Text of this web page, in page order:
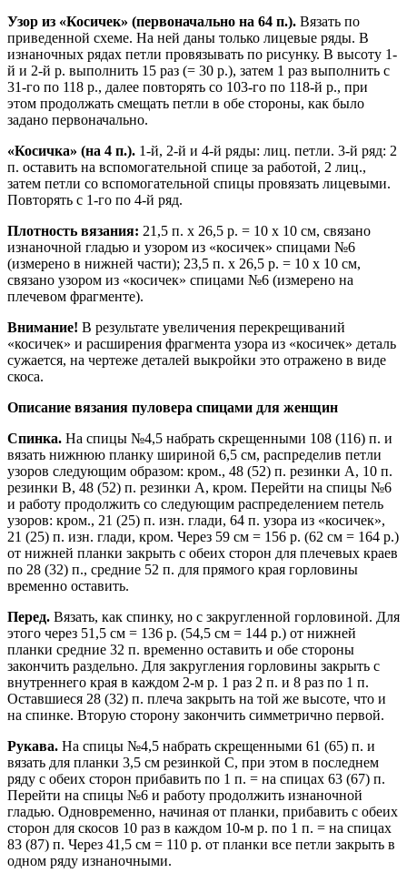
Узор из «Косичек» (первоначально на 64 п.). Вязать по
приведенной схеме. На ней даны только лицевые ряды. В
изнаночных рядах петли провязывать по рисунку. В высоту 1-
й и 2-й р. выполнить 15 раз (= 30 р.), затем 1 раз выполнить с
31-го по 118 р., далее повторять со 103-го по 118-й р., при
этом продолжать смещать петли в обе стороны, как было
задано первоначально.
«Косичка» (на 4 п.). 1-й, 2-й и 4-й ряды: лиц. петли. 3-й ряд: 2
п. оставить на вспомогательной спице за работой, 2 лиц.,
затем петли со вспомогательной спицы провязать лицевыми.
Повторять с 1-го по 4-й ряд.
Плотность вязания: 21,5 п. х 26,5 р. = 10 x 10 cм, связано
изнаночной гладью и узором из «косичек» спицами №6
(измерено в нижней части); 23,5 п. х 26,5 р. = 10 x 10 cм,
связано узором из «косичек» спицами №6 (измерено на
плечевом фрагменте).
Внимание! В результате увеличения перекрещиваний
«косичек» и расширения фрагмента узора из «косичек» деталь
сужается, на чертеже деталей выкройки это отражено в виде
скоса.
Описание вязания пуловера спицами для женщин
Спинка. На спицы №4,5 набрать скрещенными 108 (116) п. и
вязать нижнюю планку шириной 6,5 cм, распределив петли
узоров следующим образом: кром., 48 (52) п. резинки A, 10 п.
резинки B, 48 (52) п. резинки A, кром. Перейти на спицы №6
и работу продолжить со следующим распределением петель
узоров: кром., 21 (25) п. изн. глади, 64 п. узора из «косичек»,
21 (25) п. изн. глади, кром. Через 59 cм = 156 р. (62 cм = 164 р.)
от нижней планки закрыть с обеих сторон для плечевых краев
по 28 (32) п., средние 52 п. для прямого края горловины
временно оставить.
Перед. Вязать, как спинку, но с закругленной горловиной. Для
этого через 51,5 cм = 136 р. (54,5 cм = 144 р.) от нижней
планки средние 32 п. временно оставить и обе стороны
закончить раздельно. Для закругления горловины закрыть с
внутреннего края в каждом 2-м р. 1 раз 2 п. и 8 раз по 1 п.
Оставшиеся 28 (32) п. плеча закрыть на той же высоте, что и
на спинке. Вторую сторону закончить симметрично первой.
Рукава. На спицы №4,5 набрать скрещенными 61 (65) п. и
вязать для планки 3,5 см резинкой C, при этом в последнем
ряду с обеих сторон прибавить по 1 п. = на спицах 63 (67) п.
Перейти на спицы №6 и работу продолжить изнаночной
гладью. Одновременно, начиная от планки, прибавить с обеих
сторон для скосов 10 раз в каждом 10-м р. по 1 п. = на спицах
83 (87) п. Через 41,5 cм = 110 р. от планки все петли закрыть в
одном ряду изнаночными.